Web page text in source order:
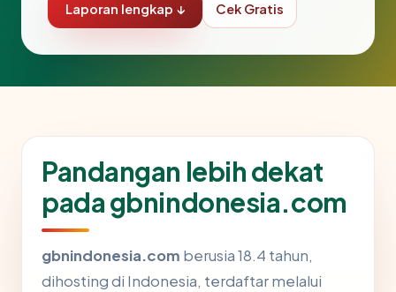
Laporan lengkap ↓ Cek Gratis
Pandangan lebih dekat
pada gbnindonesia.com
gbnindonesia.com berusia 18.4 tahun,
dihosting di Indonesia, terdaftar melalui